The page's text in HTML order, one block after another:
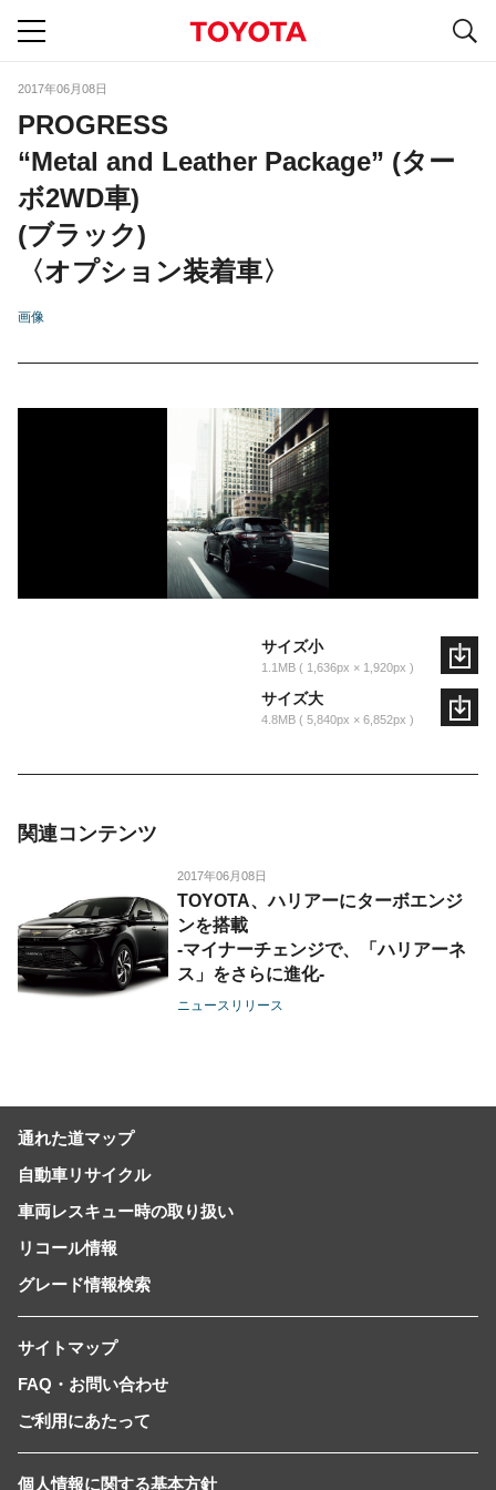
2017年06月08日
PROGRESS
“Metal and Leather Package” (ター
ボ2WD車)
(ブラック)
〈オプション装着車〉
画像
サイズ小
1.1MB 1,636px × 1,920px
サイズ大
4.8MB 5,840px × 6,852px
関連コンテンツ
2017年06月08日
TOYOTA、ハリアーにターボエンジ
ンを搭載
-マイナーチェンジで、「ハリアーネ
ス」をさらに進化-
ニュースリリース
通れた道マップ
自動車リサイクル
車両レスキュー時の取り扱い
リコール情報
グレード情報検索
サイトマップ
FAQ・お問い合わせ
ご利用にあたって
個人情報に関する基本方針